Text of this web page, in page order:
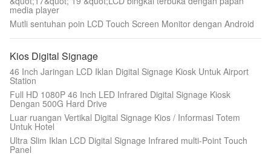
media player
Mutli sentuhan poin LCD Touch Screen Monitor dengan Android
Kios Digital Signage
46 Inch Jaringan LCD Iklan Digital Signage Kiosk Untuk Airport
Station
Full HD 1080P 46 Inch LED Infrared Digital Signage Kiosk
Dengan 500G Hard Drive
Luar ruangan Vertikal Digital Signage Kios / Informasi Totem
Untuk Hotel
Ultra Slim Iklan LCD Digital Signage Infrared multi-Point Touch
Panel